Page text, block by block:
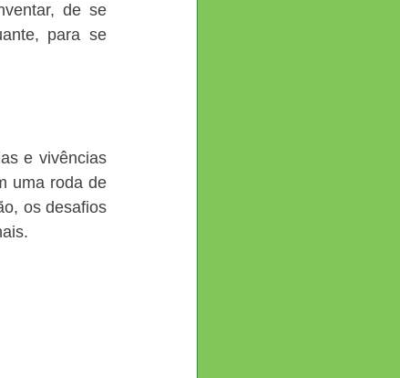
de se
para se
e vivências
uma roda de
os desafios